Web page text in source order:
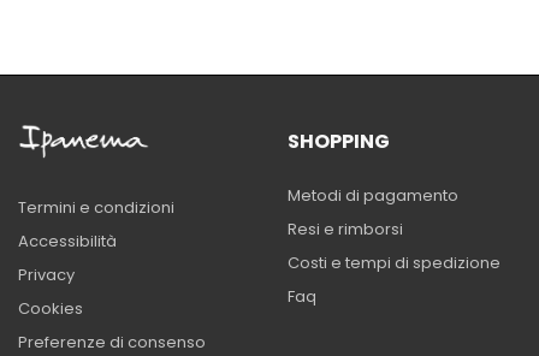
Termini e condizioni
Accessibilità
Privacy
Cookies
Preferenze di consenso
SHOPPING
Metodi di pagamento
Resi e rimborsi
Costi e tempi di spedizione
Faq